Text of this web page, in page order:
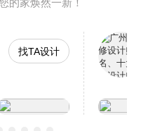
的家焕然一新！
找TA设计